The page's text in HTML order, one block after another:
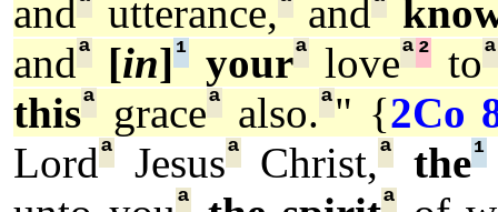
and
utterance, and
andª [in]¹ yourª loveª² toª
thisª graceª also.ª" {2Co
Lordª JesusªChrist,ª the¹
ª ª